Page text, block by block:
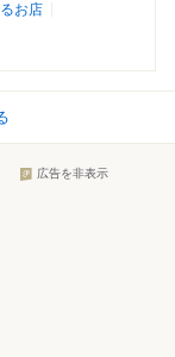
お店
広告を非表示